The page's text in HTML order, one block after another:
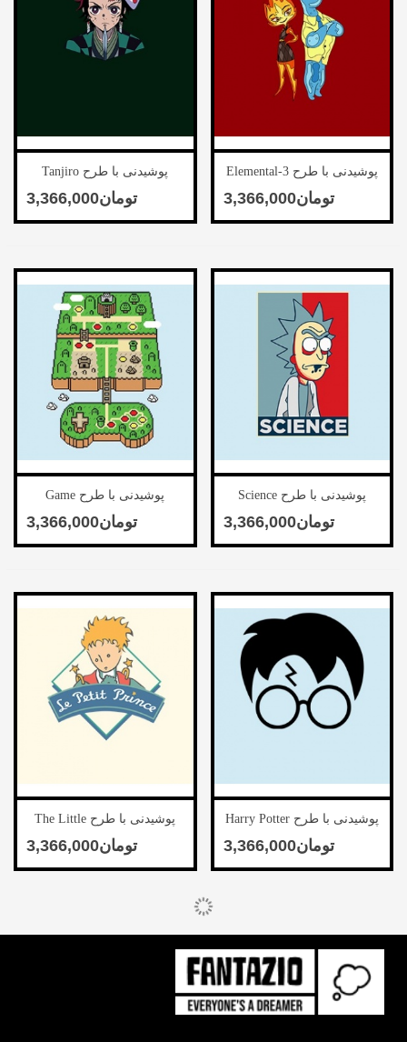
پوشیدنی با طرح Elemental-3
‎تومان3,366,000
پوشیدنی با طرح Tanjiro
Kamado-2
پوشیدنی با طرح Science
‎تومان3,366,000
پوشیدنی با طرح Game
پوشیدنی با طرح Harry Potter
‎تومان3,366,000
پوشیدنی با طرح The Little
Prince-2